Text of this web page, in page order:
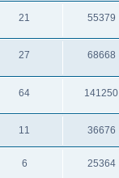
21 55379
27 68668
64 141250
11 36676
6 25364